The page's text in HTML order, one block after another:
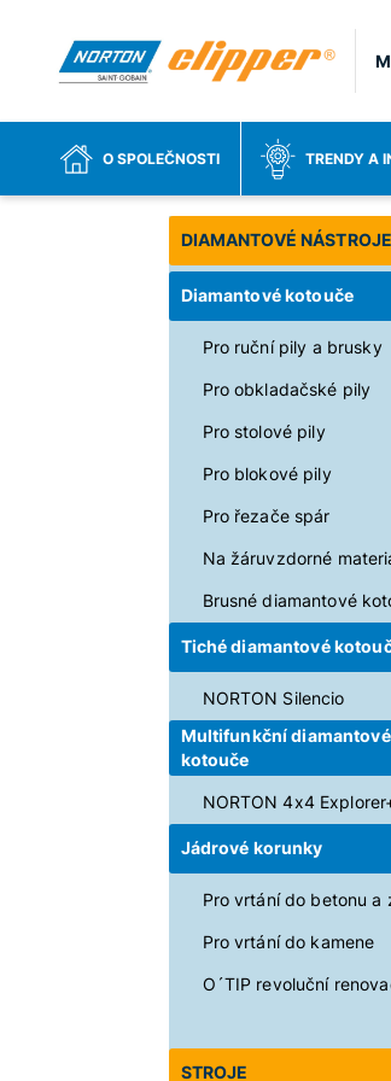
O SPOLEČNOSTI TRENDY A
DIAMANTOVÉ NÁSTROJE
Diamantové kotouče
Pro ruční pily a brusky
Pro obkladačské pily
Pro stolové pily
Pro blokové pily
Pro řezače spár
Na žáruvzdorné
Brusné diamantové
Tiché diamantové
NORTON Silencio
Multifunkční diamantové
kotouče
NORTON 4x4
Jádrové korunky
Pro vrtání do betonu a
Pro vrtání do kamene
O´TIP revoluční
STROJE